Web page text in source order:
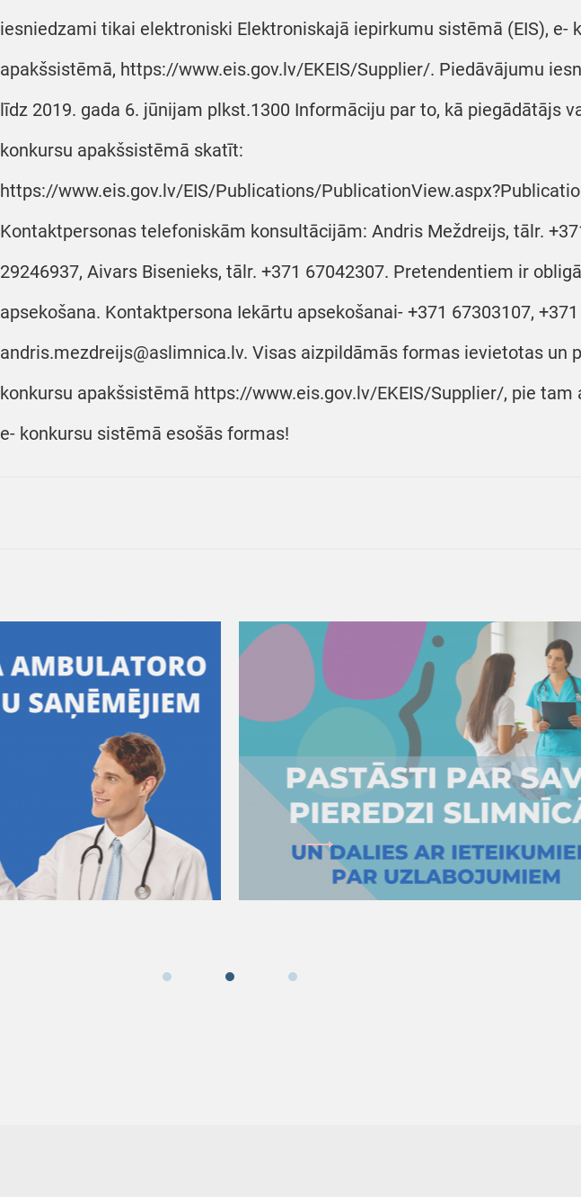
iesniedzami tikai elektroniski Elektroniskajā iepirkumu sistēmā (EIS), e-
apakšsistēmā, https://www.eis.gov.lv/EKEIS/Supplier/. Piedāvājumu
līdz 2019. gada 6. jūnijam plkst.1300 Informāciju par to, kā piegādātājs
konkursu apakšsistēmā skatīt:
https://www.eis.gov.lv/EIS/Publications/
Kontaktpersonas telefoniskām konsultācijām: Andris Meždreijs, tālr.
29246937, Aivars Bisenieks, tālr. +371 67042307. Pretendentiem ir
apsekošana. Kontaktpersona Iekārtu apsekošanai- +371 67303107,
andris.mezdreijs@aslimnica.lv. Visas aizpildāmās formas ievietotas un
konkursu apakšsistēmā https://www.eis.gov.lv/EKEIS/Supplier/, pie tam
e- konkursu sistēmā esošās formas!